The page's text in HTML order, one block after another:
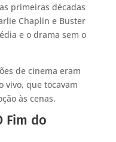
primeiras décadas
Chaplin e Buster
e o drama sem o
de cinema eram
vivo, que tocavam
às cenas.
Fim do